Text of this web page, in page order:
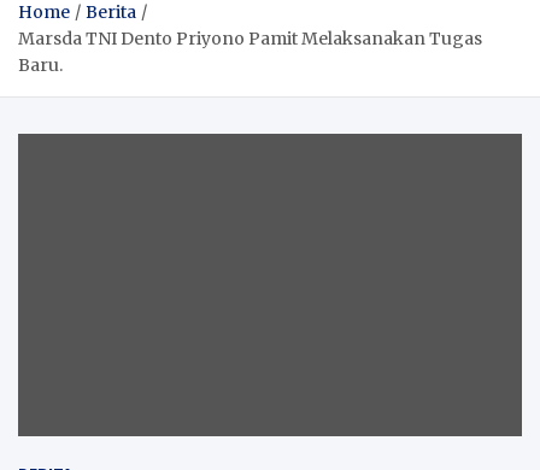
Home
Berita
Marsda TNI Dento Priyono Pamit Melaksanakan Tugas
Baru.